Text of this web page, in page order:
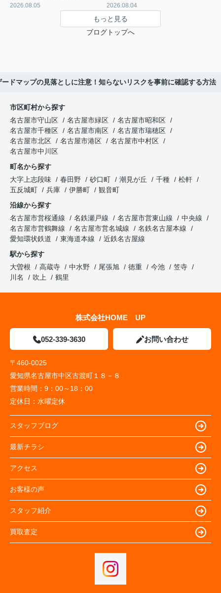
2026.08.05 2026.08.04
もっと見る
ブログトップへ
ードマップの見落としに注意！知らないリスクを事前に確認する方法
市区町村から探す
名古屋市守山区
名古屋市緑区
名古屋市昭和区
名古屋市千種区
名古屋市南区
名古屋市瑞穂区
名古屋市北区
名古屋市港区
名古屋市中村区
名古屋市中川区
町名から探す
大字上志段味
春田野 砂口町 潮見が丘 千種
松軒
五反城町
兵庫 伊勝町
観音町
沿線から探す
名古屋市営桜通線
名鉄瀬戸線 名古屋市営東山線
中央線
名古屋市営鶴舞線
名古屋市営名城線
名鉄名古屋本線
愛知環状鉄道
東海道本線
近鉄名古屋線
駅から探す
大曽根
高蔵寺 中水野 尾張旭 徳重 今池
笠寺
川名
吹上 鶴里
株式会社HOME UP
052-339-3630 お問い合わせ
〒460-0025
愛知県名古屋市中区古渡町１８－８
営業時間： 9：00～18：00
定休日： 水曜定休
スタッフブログ
最新チラシ
アクセス
お客様の声
スタッフ紹介
買取査定